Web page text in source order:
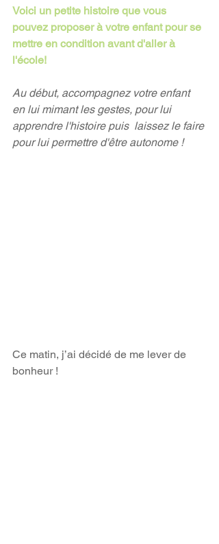
Voici un petite histoire que vous
pouvez proposer à votre enfant pour se
mettre en condition avant d'aller à
l'école!
Au début, accompagnez votre enfant
en lui mimant les gestes, pour lui
apprendre l'histoire puis  laissez le faire
pour lui permettre d'être autonome !
Ce matin, j’ai décidé de me lever de
bonheur !